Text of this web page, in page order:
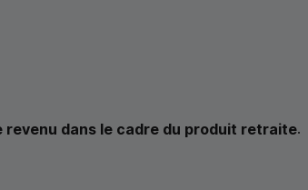
revenu dans le cadre du produit retraite.